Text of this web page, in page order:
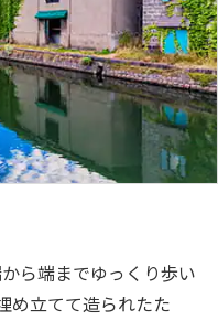
ら端までゆっくり歩い
め立てて造られたた